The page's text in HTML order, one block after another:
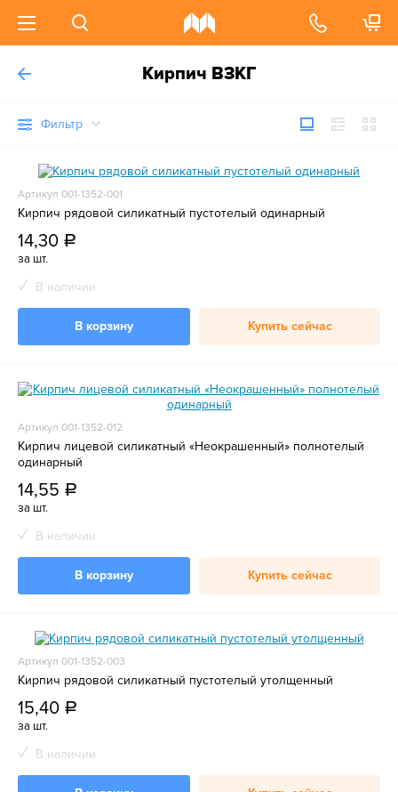
Кирпич ВЗКГ
Фильтр
Артикул 001-1352-001
Кирпич рядовой силикатный пустотелый одинарный
14,30 a
за шт.
В наличии
В корзину Купить сейчас
Артикул 001-1352-012
Кирпич лицевой силикатный «Неокрашенный» полнотелый
одинарный
14,55 a
за шт.
В наличии
В корзину Купить сейчас
Артикул 001-1352-003
Кирпич рядовой силикатный пустотелый утолщенный
15,40 a
за шт.
В наличии